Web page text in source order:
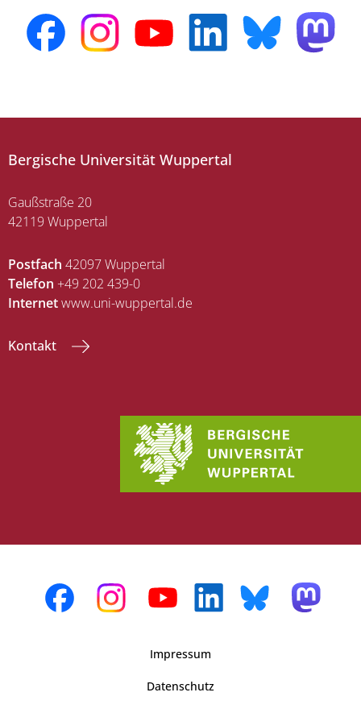
Bergische Universität Wuppertal
Gaußstraße 20
42119 Wuppertal
Postfach 42097 Wuppertal
Telefon +49 202 439-0
Internetwww.uni-wuppertal.de
Kontakt
Impressum
Datenschutz